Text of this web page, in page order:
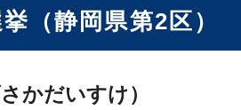
（静岡県第2区）
かだいすけ）